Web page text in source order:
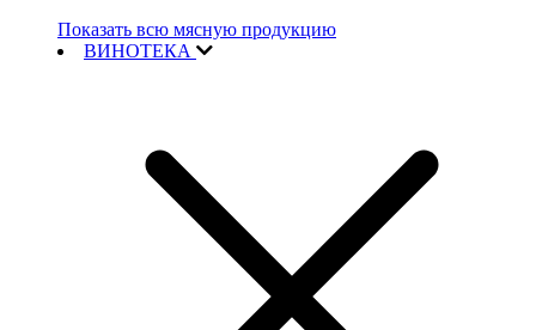
Показать всю мясную продукцию
ВИНОТЕКА